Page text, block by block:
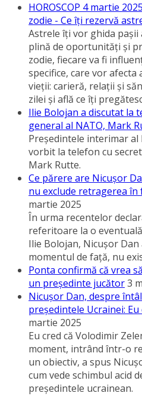
HOROSCOP 4 martie
zodie - Ce îţi rezervă
Astrele îţi vor ghida
plină de oportunităţi şi
zodie, fiecare va fi
specifice, care vor
vieţii: carieră, relaţii şi
zilei şi află ce îţi
Ilie Bolojan a discutat la
general al NATO, Mark
Preşedintele interimar al
vorbit la telefon cu
Mark Rutte.
Ce părere are Nicuşor
nu exclude retragerea
martie 2025
În urma recentelor
referitoare la o
Ilie Bolojan, Nicuşor
momentul de faţă, nu
Ponta confirmă că vrea
un preşedinte jucător3
Nicuşor Dan, despre
preşedintele Ucrainei:
martie 2025
Eu cred că Volodimir
moment, intrând într-o
un obiectiv, a spus
cum vede schimbul acid
preşedintele ucrainean.